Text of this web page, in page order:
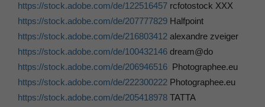
https://stock.adobe.com/de/122516457 rcfotostock XXX
https://stock.adobe.com/de/207777829 Halfpoint
https://stock.adobe.com/de/216803412 alexandre zveiger
https://stock.adobe.com/de/100432146 dream@do
https://stock.adobe.com/de/206946516 Photographee.eu
https://stock.adobe.com/de/222300222 Photographee.eu
https://stock.adobe.com/de/205418978 TATTA